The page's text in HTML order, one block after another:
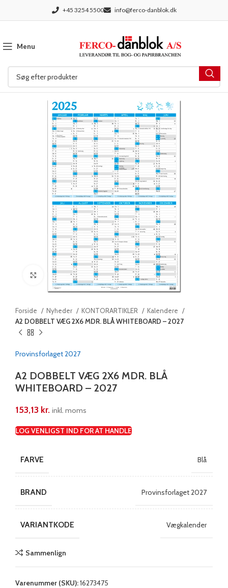
+45 3254 5500 info@ferco-danblok.dk
Menu
Klik for at forstørre
Forside Nyheder KONTORARTIKLER
Kalendere
A2 DOBBELT VÆG 2X6 MDR. BLÅ WHITEBOARD – 2027
Provinsforlaget 2027
A2 DOBBELT VÆG 2X6 MDR. BLÅ
WHITEBOARD – 2027
153,13 kr. inkl. moms
LOG VENLIGST IND FOR AT HANDLE
FARVE Blå
BRAND Provinsforlaget 2027
VARIANTKODE Vægkalender
Sammenlign
Varenummer (SKU):16273475